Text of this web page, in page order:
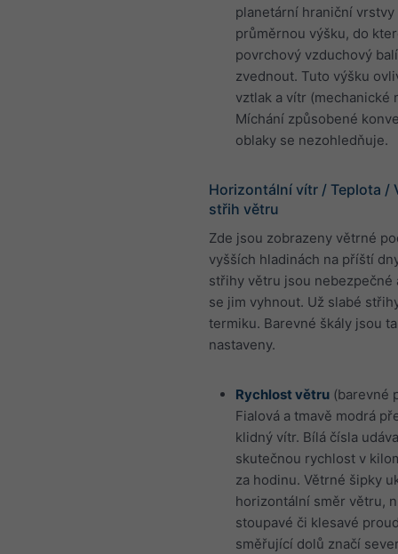
planetární hraniční
průměrnou výšku, do
povrchový vzduchový
zvednout. Tuto výšku
vztlak a vítr (mechanické
Míchání způsobené
oblaky se nezohledňuje.
Horizontální vítr / Teplota /
střih větru
Zde jsou zobrazeny větrné
vyšších hladinách na příští
střihy větru jsou nebezpečné
se jim vyhnout. Už slabé
termiku. Barevné škály jsou
nastaveny.
Rychlost větru (barevné
Fialová a tmavě modrá
klidný vítr. Bílá čísla
skutečnou rychlost v
za hodinu. Větrné šipky
horizontální směr větru,
stoupavé či klesavé
směřující dolů značí